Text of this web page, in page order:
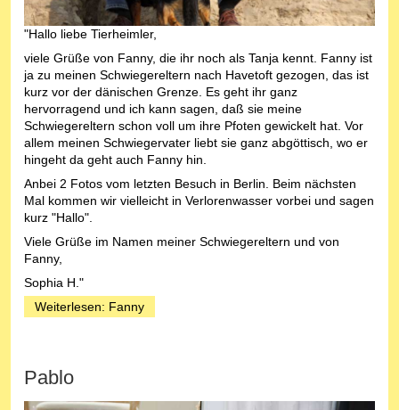
"Hallo liebe Tierheimler,
viele Grüße von Fanny, die ihr noch als Tanja kennt. Fanny ist
ja zu meinen Schwiegereltern nach Havetoft gezogen, das ist
kurz vor der dänischen Grenze. Es geht ihr ganz
hervorragend und ich kann sagen, daß sie meine
Schwiegereltern schon voll um ihre Pfoten gewickelt hat. Vor
allem meinen Schwiegervater liebt sie ganz abgöttisch, wo er
hingeht da geht auch Fanny hin.
Anbei 2 Fotos vom letzten Besuch in Berlin. Beim nächsten
Mal kommen wir vielleicht in Verlorenwasser vorbei und sagen
kurz "Hallo".
Viele Grüße im Namen meiner Schwiegereltern und von
Fanny,
Sophia H."
Weiterlesen: Fanny
Pablo